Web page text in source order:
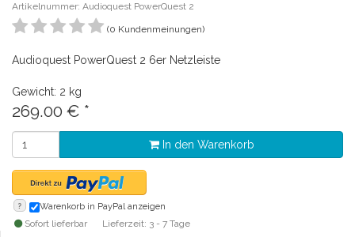
Artikelnummer: Audioquest PowerQuest 2
(0 Kundenmeinungen)
Audioquest PowerQuest 2 6er Netzleiste
Gewicht: 2 kg
269.00 € *
In den Warenkorb
? Warenkorb in PayPal anzeigen
Sofort lieferbar Lieferzeit: 3 - 7 Tage